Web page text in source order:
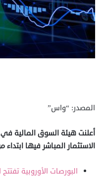
المصدر: “واس”
أعلنت هيئة السوق المالية
الاستثمار المباشر فيها ابتداء من 1 فبراير
البورصات الأوروبية